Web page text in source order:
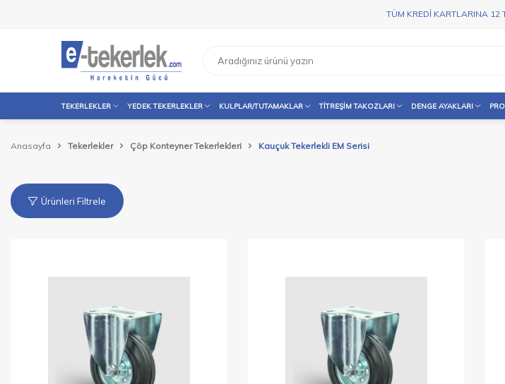
TÜM KREDİ KARTLARINA 12
TEKERLEKLER YEDEK TEKERLEKLER KULPLAR/TUTAMAKLAR TITREŞIM TAKOZLARI DENGE AYAKLARI
Anasayfa Tekerlekler Çöp Konteyner Tekerlekleri Kauçuk Tekerlekli EM Serisi
Ürünleri Filtrele